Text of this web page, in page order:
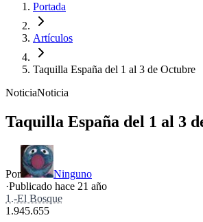
Portada
Artículos
Taquilla España del 1 al 3 de Octubre
NoticiaNoticia
Taquilla España del 1 al 3
Por
Ninguno
·Publicado hace 21 año
1.-El Bosque
1.945.655